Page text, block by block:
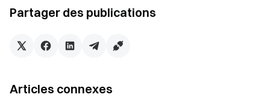
Gate pourra étendre la période d'observation pour éviter
toute manipulation de marché.
3 juin 2026
Partager des publications
Articles connexes